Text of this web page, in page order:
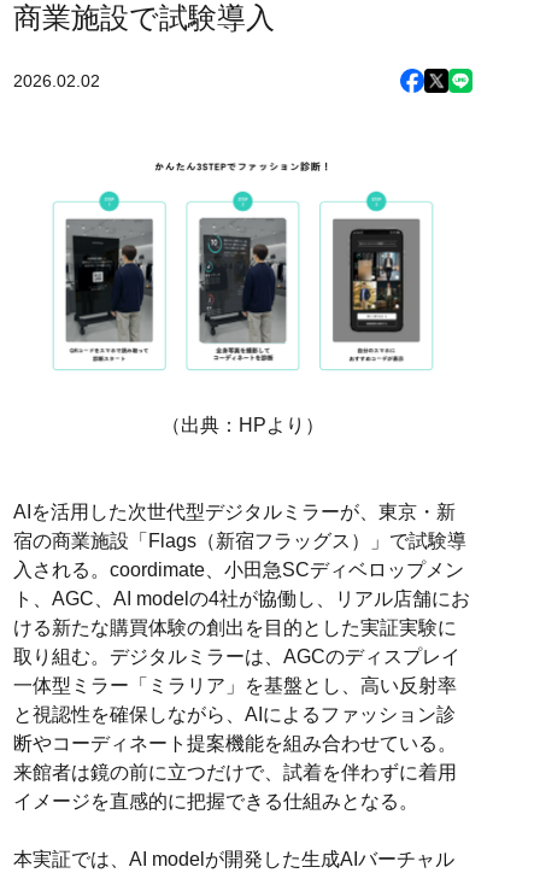
商業施設で試験導入
2026.02.02
（出典：HPより）
AIを活用した次世代型デジタルミラーが、東京・新
宿の商業施設「Flags（新宿フラッグス）」で試験導
入される。coordimate、小田急SCディベロップメン
ト、AGC、AI modelの4社が協働し、リアル店舗にお
ける新たな購買体験の創出を目的とした実証実験に
取り組む。デジタルミラーは、AGCのディスプレイ
一体型ミラー「ミラリア」を基盤とし、高い反射率
と視認性を確保しながら、AIによるファッション診
断やコーディネート提案機能を組み合わせている。
来館者は鏡の前に立つだけで、試着を伴わずに着用
イメージを直感的に把握できる仕組みとなる。
本実証では、AI modelが開発した生成AIバーチャル